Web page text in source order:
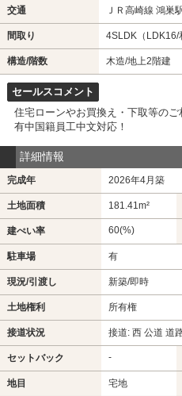
交通 ＪＲ高崎線 鴻巣
間取り 4SLDK（LDK16/
構造/階数 木造/地上2階建
セールスコメント
住宅ローンやお買換え・下取等のご
有中国籍員工中文対応！
詳細情報
完成年 2026年4月築
土地面積 181.41m²
建ぺい率 60(%)
駐車場 有
現況/引渡し 新築/即時
土地権利 所有権
接道状況 接道: 西 公道 道
セットバック -
地目 宅地